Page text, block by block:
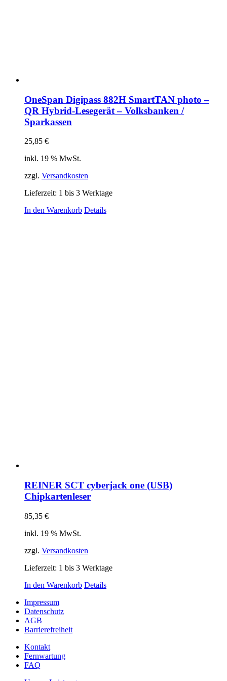
OneSpan Digipass 882H SmartTAN photo –
QR Hybrid-Lesegerät – Volksbanken /
Sparkassen
25,85 €
inkl. 19 % MwSt.
zzgl. Versandkosten
Lieferzeit: 1 bis 3 Werktage
In den Warenkorb Details
REINER SCT cyberjack one (USB)
Chipkartenleser
85,35 €
inkl. 19 % MwSt.
zzgl. Versandkosten
Lieferzeit: 1 bis 3 Werktage
In den Warenkorb Details
Impressum
Datenschutz
AGB
Barrierefreiheit
Kontakt
Fernwartung
FAQ